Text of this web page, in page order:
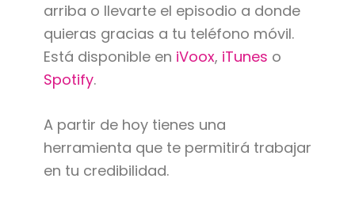
arriba o llevarte el episodio a donde
quieras gracias a tu teléfono móvil.
Está disponible en iVoox, iTunes o
Spotify.
A partir de hoy tienes una
herramienta que te permitirá trabajar
en tu credibilidad.